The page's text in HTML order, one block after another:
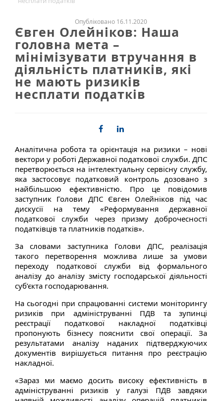
Опубліковано 16.11.2020
Євген Олейніков: Наша
головна мета –
мінімізувати втручання в
діяльність платників, які
не мають ризиків
несплати податків
Аналітична робота та орієнтація на ризики – нові
вектори у роботі Державної податкової служби. ДПС
перетворюється на інтелектуальну сервісну службу,
яка застосовує податковий контроль дозовано з
найбільшою ефективністю. Про це повідомив
заступник Голови ДПС Євген Олейніков під час
дискусії на тему «Реформування державної
податкової служби через призму доброчесності
податківців та платників податків».
За словами заступника Голови ДПС, реалізація
такого перетворення можлива лише за умови
переходу податкової служби від формального
аналізу до аналізу змісту господарської діяльності
суб’єкта господарювання.
На сьогодні при спрацюванні системи моніторингу
ризиків при адмініструванні ПДВ та зупинці
реєстрації податкової накладної податківці
пропонують бізнесу пояснити свої операції. За
результатами аналізу наданих підтверджуючих
документів вирішується питання про реєстрацію
накладної.
«Зараз ми маємо досить високу ефективність в
адмініструванні ризиків у галузі ПДВ завдяки